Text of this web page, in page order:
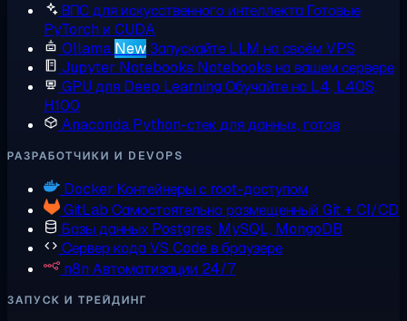
ВПС для искусственного интеллектаГотовые
PyTorch и CUDA
Ollama NewЗапускайте LLM на своём VPS
Jupyter Notebooks Notebooks на вашем сервере
GPU для Deep Learning Обучайте на L4, L40S,
H100
Anaconda Python-стек для данных, готов
РАЗРАБОТЧИКИ И DEVOPS
Docker Контейнеры с root-доступом
GitLab Самостоятельно размещенный Git + CI/CD
Базы данных Postgres, MySQL, MongoDB
Сервер кодаVS Code в браузере
n8n Автоматизации 24/7
ЗАПУСК И ТРЕЙДИНГ